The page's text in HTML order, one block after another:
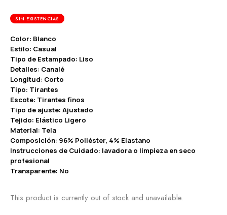
SIN EXISTENCIAS
Color: Blanco
Estilo: Casual
Tipo de Estampado: Liso
Detalles: Canalé
Longitud: Corto
Tipo: Tirantes
Escote: Tirantes finos
Tipo de ajuste: Ajustado
Tejido: Elástico Ligero
Material: Tela
Composición: 96% Poliéster, 4% Elastano
Instrucciones de Cuidado: lavadora o limpieza en seco
profesional
Transparente: No
This product is currently out of stock and unavailable.